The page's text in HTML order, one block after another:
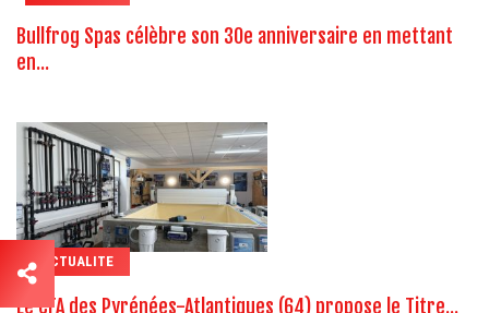
Bullfrog Spas célèbre son 30e anniversaire en mettant
en...
ACTUALITE
Le CFA des Pyrénées-Atlantiques (64) propose le Titre...